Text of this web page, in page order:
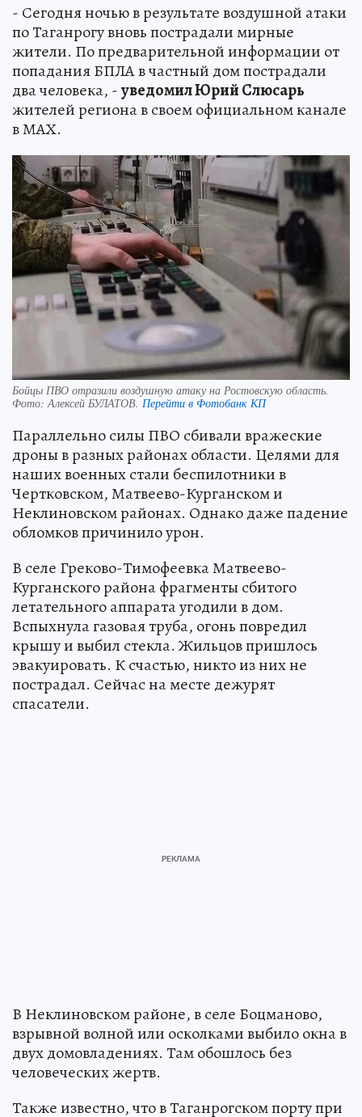
- Сегодня ночью в результате воздушной атаки
по Таганрогу вновь пострадали мирные
жители. По предварительной информации от
попадания БПЛА в частный дом пострадали
два человека, -уведомил Юрий Слюсарь
жителей региона в своем официальном канале
в МАХ.
Бойцы ПВО отразили воздушную атаку на Ростовскую область.
Фото:Алексей БУЛАТОВ. Перейти в Фотобанк КП
Параллельно силы ПВО сбивали вражеские
дроны в разных районах области. Целями для
наших военных стали беспилотники в
Чертковском, Матвеево-Курганском и
Неклиновском районах. Однако даже падение
обломков причинило урон.
В селе Греково-Тимофеевка Матвеево-
Курганского района фрагменты сбитого
летательного аппарата угодили в дом.
Вспыхнула газовая труба, огонь повредил
крышу и выбил стекла. Жильцов пришлось
эвакуировать. К счастью, никто из них не
пострадал. Сейчас на месте дежурят
спасатели.
В Неклиновском районе, в селе Боцманово,
взрывной волной или осколками выбило окна в
двух домовладениях. Там обошлось без
человеческих жертв.
Также известно, что в Таганрогском порту при